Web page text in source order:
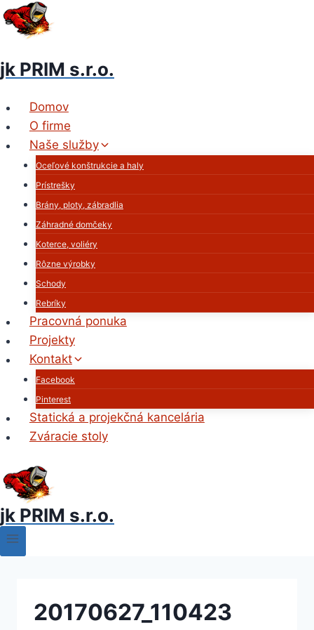
Skip
to
jk PRIM s.r.o.
Domov
O firme
Naše služby
Oceľové konštrukcie a haly
Prístrešky
Brány, ploty, zábradlia
Záhradné domčeky
Koterce, voliéry
Rôzne výrobky
Schody
Rebríky
Pracovná ponuka
Projekty
Kontakt
Facebook
Pinterest
Statická a projekčná kancelária
Zváracie stoly
jk PRIM s.r.o.
20170627_110423